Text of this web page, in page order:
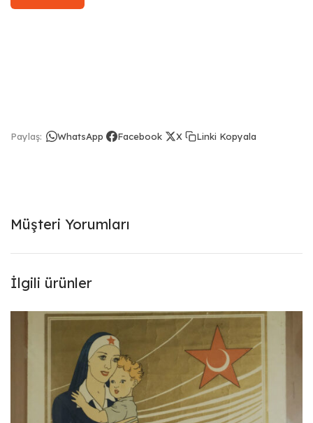
Paylaş: WhatsApp Facebook X Linki Kopyala
Müşteri Yorumları
İlgili ürünler